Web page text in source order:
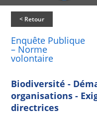
< Retour
Enquête Publique
– Norme
volontaire
Biodiversité -
organisations -
directrices